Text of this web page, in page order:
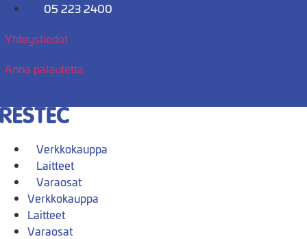
Mene
05 223 2400
Yhteystiedot
Anna palautetta
Verkkokauppa
Laitteet
Varaosat
Verkkokauppa
Laitteet
Varaosat